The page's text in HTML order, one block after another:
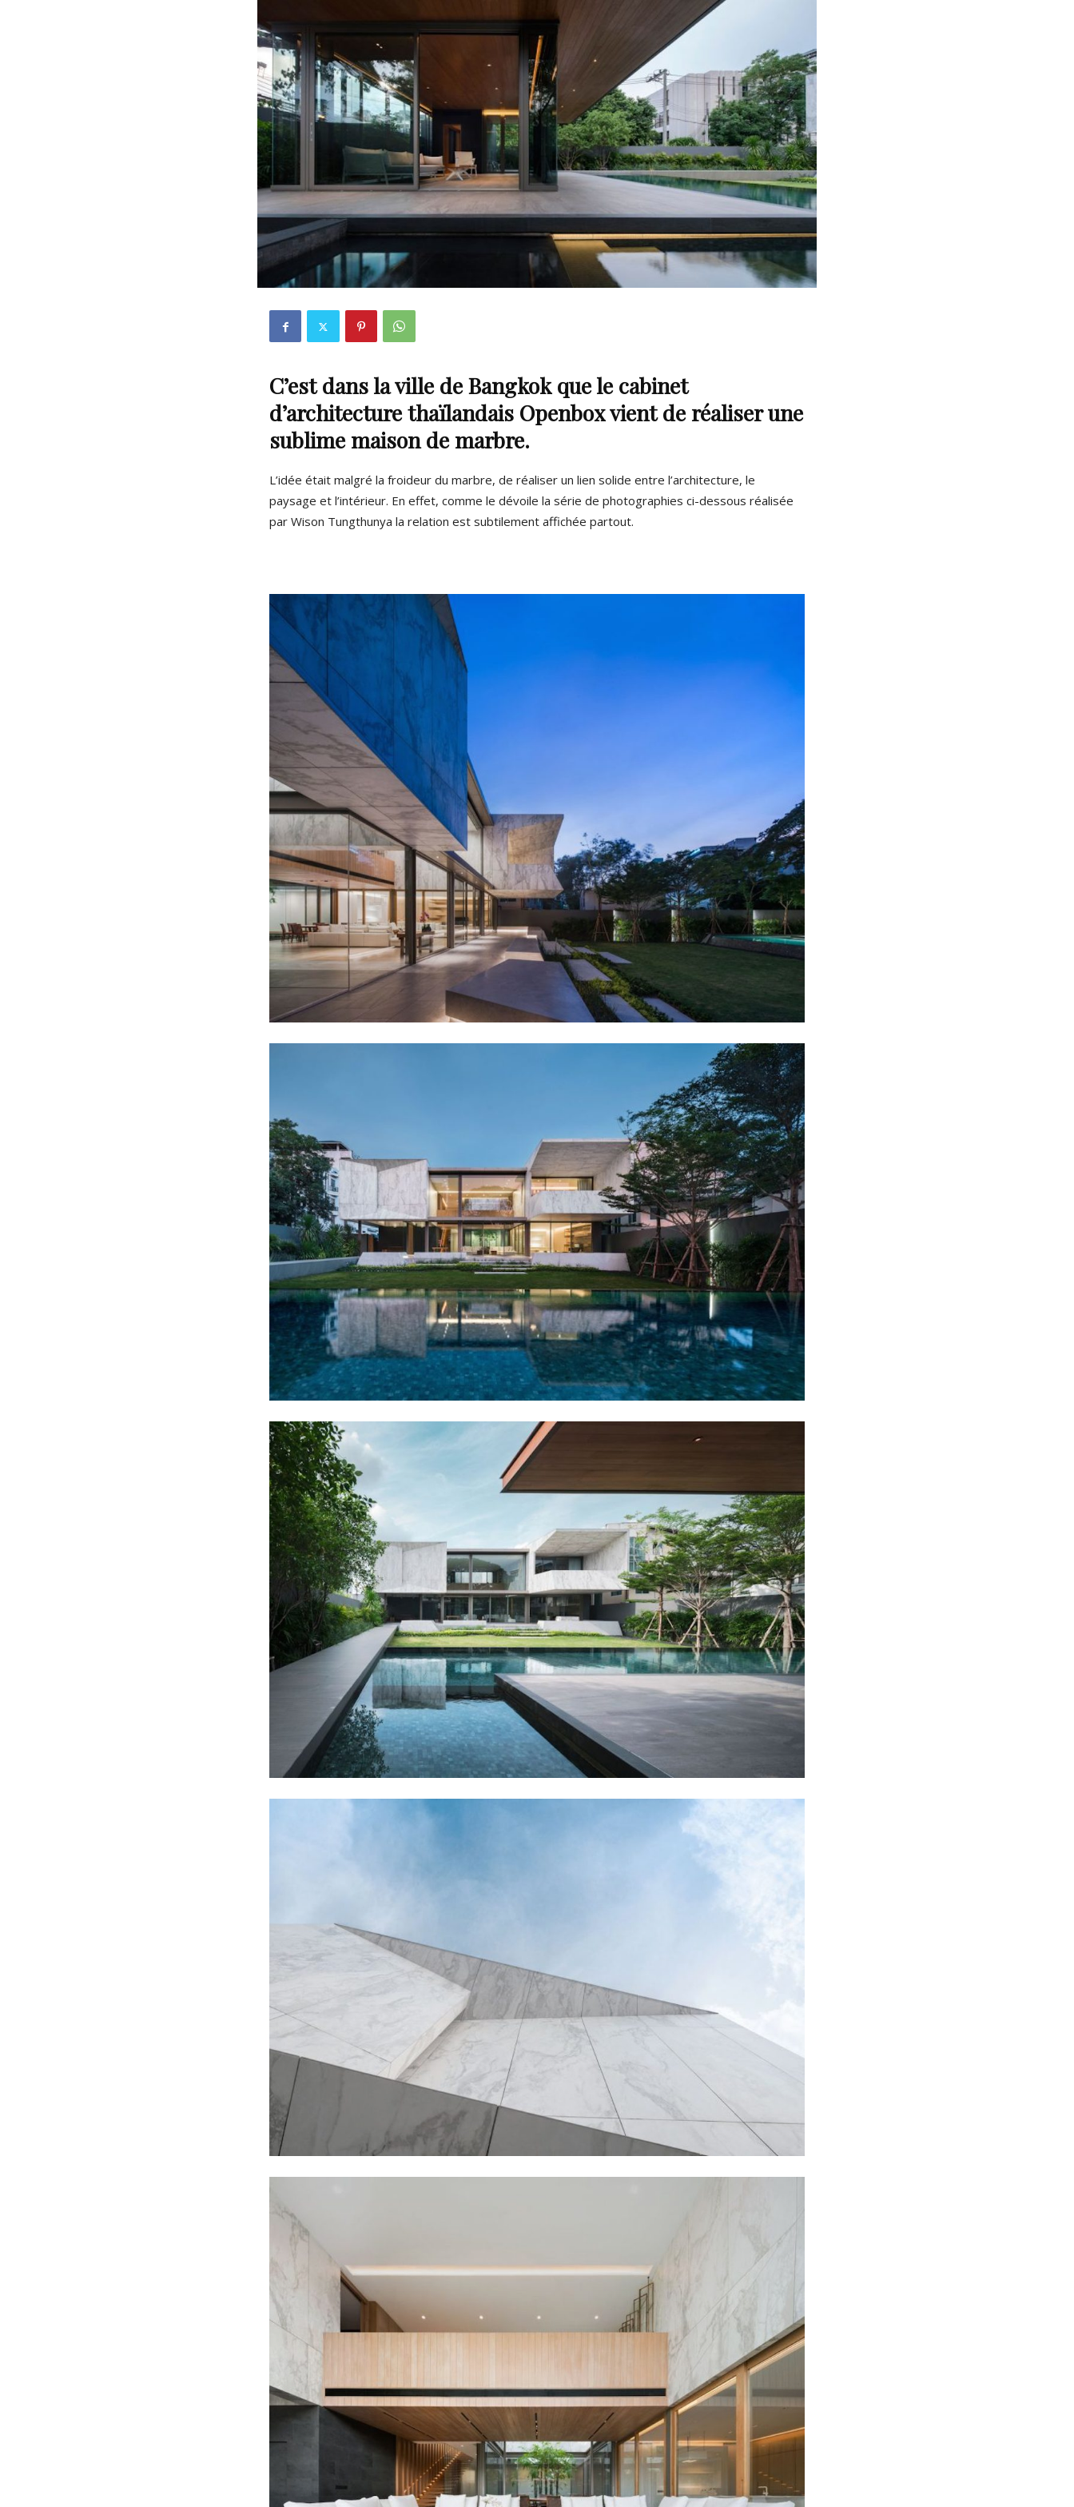
C’est dans la ville de Bangkok que le cabinet
d’architecture thaïlandais Openbox vient de réaliser une
sublime maison de marbre.
L’idée était malgré la froideur du marbre, de réaliser un lien solide entre l’architecture, le
paysage et l’intérieur. En effet, comme le dévoile la série de photographies ci-dessous réalisée
par Wison Tungthunya la relation est subtilement affichée partout.